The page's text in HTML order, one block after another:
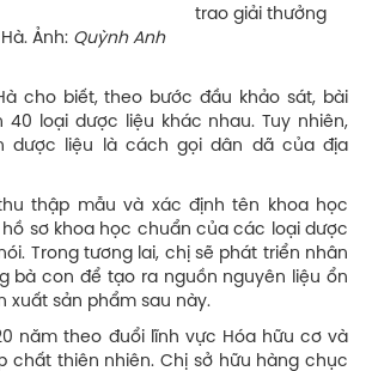
thưởng
Ảnh: Quỳnh Anh
Hà cho biết, theo bước đầu khảo sát, bài
loại dược liệu khác nhau. Tuy nhiên,
dược liệu là cách gọi dân dã của địa
thập mẫu và xác định tên khoa học
sơ khoa học chuẩn của các loại dược
Trong tương lai, chị sẽ phát triển nhân
bà con để tạo ra nguồn nguyên liệu ổn
xuất sản phẩm sau này.
năm theo đuổi lĩnh vực Hóa hữu cơ và
chất thiên nhiên. Chị sở hữu hàng chục